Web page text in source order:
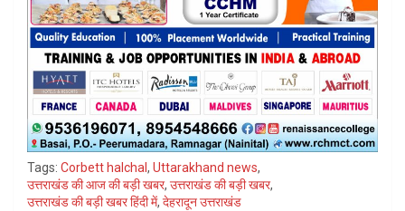
Tags: Corbett halchal , Uttarakhand news,
उत्तराखंड की आज की बड़ी खबर, उत्तराखंड की बड़ी खबर,
उत्तराखंड की बड़ी खबर हिंदी में, देहरादून उत्तराखंड